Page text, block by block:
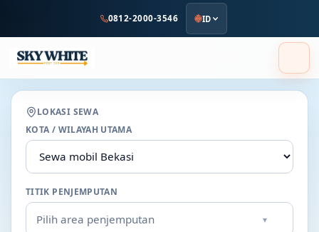
utama
0812-2000-3546 ID
LOKASI SEWA
KOTA / WILAYAH UTAMA
TITIK PENJEMPUTAN
Pilih area penjemputan ▾